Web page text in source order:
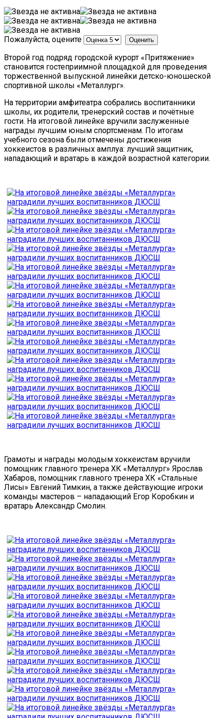
Пожалуйста, оцените
Второй год подряд городской курорт «Притяжение»
становится гостеприимной площадкой для проведения
торжественной выпускной линейки детско-юношеской
спортивной школы «Металлург».
На территории амфитеатра собрались воспитанники
школы, их родители, тренерский состав и почётные
гости. На итоговой линейке вручили заслуженные
награды лучшим юным спортсменам. По итогам
учебного сезона были отмечены достижения
хоккеистов в различных амплуа: лучший защитник,
нападающий и вратарь в каждой возрастной категории.
Грамоты и награды молодым хоккеистам вручили
помощник главного тренера ХК «Металлург» Ярослав
Хабаров, помощник главного тренера ХК «Стальные
Лисы» Евгений Тимкин, а также действующие игроки
команды мастеров – нападающий Егор Коробкин и
вратарь Александр Смолин.